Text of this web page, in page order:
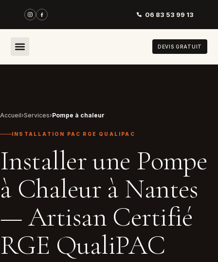
06 83 53 99 13
DEVIS GRATUIT
Accueil›Services›Pompe à chaleur
INSTALLATION PAC RGE QUALIPAC
Installer une Pompe
à Chaleur à Nantes
— Artisan Certifié
RGE QualiPAC